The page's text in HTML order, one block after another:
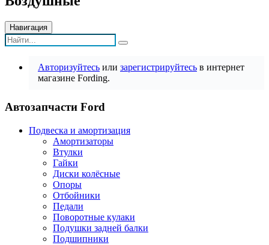
Навигация
Авторизуйтесь или зарегистрируйтесь в интернет
магазине Fording.
Автозапчасти Ford
Подвеска и амортизация
Амортизаторы
Втулки
Гайки
Диски колёсные
Опоры
Отбойники
Педали
Поворотные кулаки
Подушки задней балки
Подшипники